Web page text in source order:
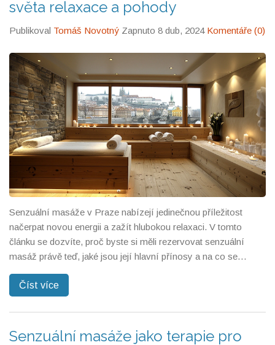
světa relaxace a pohody
Publikoval Tomáš Novotný Zapnuto 8 dub, 2024 Komentáře (0)
Senzuální masáže v Praze nabízejí jedinečnou příležitost
načerpat novou energii a zažít hlubokou relaxaci. V tomto
článku se dozvíte, proč byste si měli rezervovat senzuální
masáž právě teď, jaké jsou její hlavní přínosy a na co se
masáž není jen o doteku, ale o celkovém prožitku, který
Číst více
Senzuální masáže jako terapie pro